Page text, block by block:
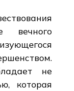
вечного
не
которая